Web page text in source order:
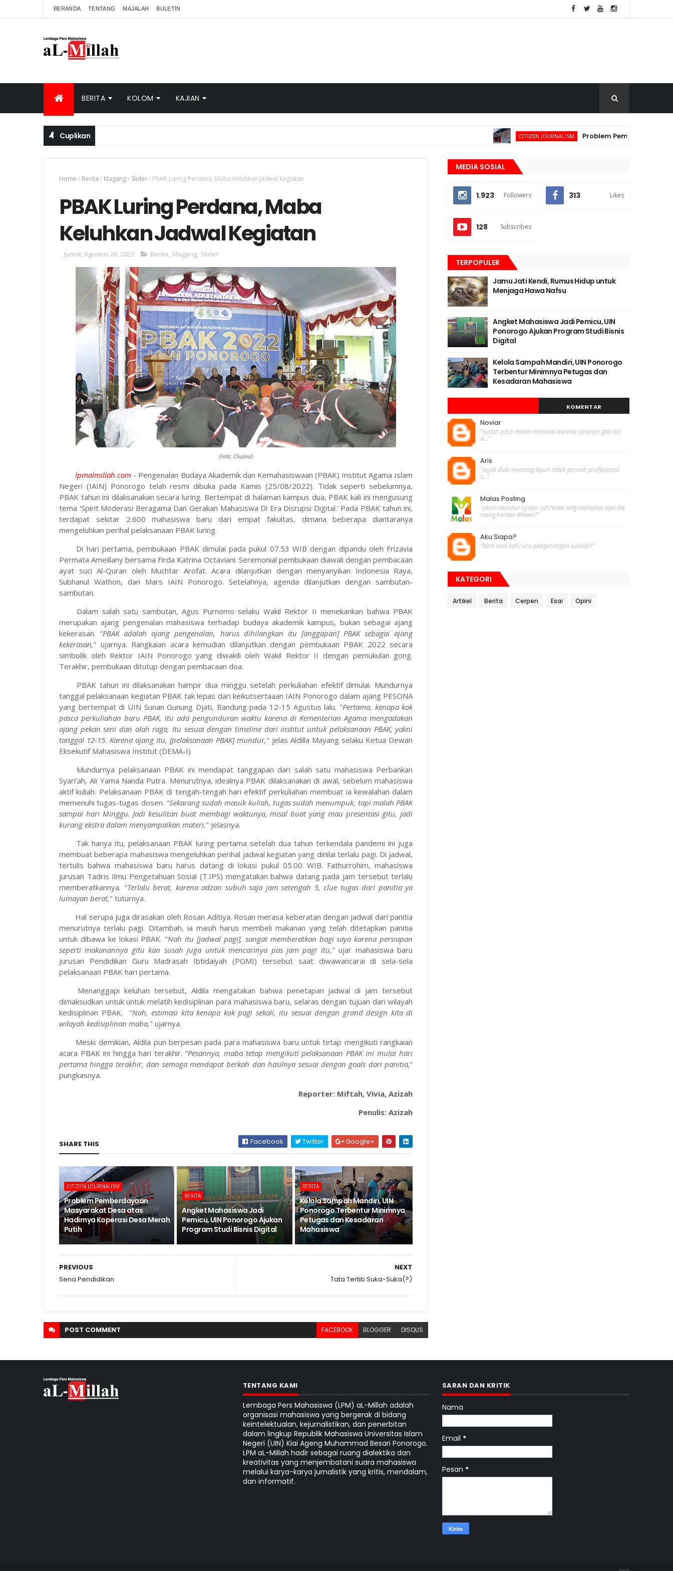
BERANDA TENTANG MAJALAH BULETIN
BERITA KOLOM KAJIAN
Cuplikan CITIZEN JOURNALISM Problem Pemberdayaan
Home / Berita / Magang/ Slider/ PBAK Luring Perdana, Maba Keluhkan Jadwal Kegiatan
PBAK Luring Perdana, Maba
Keluhkan Jadwal Kegiatan
Jumat, Agustus 26, 2022 Berita, Magang, Slider
(Foto: Chusnul)
lpmalmillah.com - Pengenalan Budaya Akademik dan Kemahasiswaan (PBAK) Institut Agama Islam
Negeri (IAIN) Ponorogo telah resmi dibuka pada Kamis (25/08/2022). Tidak seperti sebelumnya,
PBAK tahun ini dilaksanakan secara luring. Bertempat di halaman kampus dua, PBAK kali ini mengusung
tema 'Spirit Moderasi Beragama Dan Gerakan Mahasiswa Di Era Disrupsi Digital.' Pada PBAK tahun ini,
terdapat sekitar 2.600 mahasiswa baru dari empat fakultas, dimana beberapa diantaranya
mengeluhkan perihal pelaksanaan PBAK luring.
Di hari pertama, pembukaan PBAK dimulai pada pukul 07.53 WIB dengan dipandu oleh Frizavia
Permata Ameillany bersama Firda Katrina Octaviani. Seremonial pembukaan diawali dengan pembacaan
ayat suci Al-Quran oleh Muchtar Arofat. Acara dilanjutkan dengan menyanyikan Indonesia Raya,
Subhanul Wathon, dan Mars IAIN Ponorogo. Setelahnya, agenda dilanjutkan dengan sambutan-
sambutan.
Dalam salah satu sambutan, Agus Purnomo selaku Wakil Rektor II menekankan bahwa PBAK
merupakan ajang pengenalan mahasiswa terhadap budaya akademik kampus, bukan sebagai ajang
kekerasan. “PBAK adalah ajang pengenalan, harus dihilangkan itu [anggapan] PBAK sebagai ajang
kekerasan,” ujarnya. Rangkaian acara kemudian dilanjutkan dengan pembukaan PBAK 2022 secara
simbolik oleh Rektor IAIN Ponorogo yang diwakili oleh Wakil Rektor II dengan pemukulan gong.
Terakhir, pembukaan ditutup dengan pembacaan doa.
PBAK tahun ini dilaksanakan hampir dua minggu setelah perkuliahan efektif dimulai. Mundurnya
tanggal pelaksanaan kegiatan PBAK tak lepas dari keikutsertaaan IAIN Ponorogo dalam ajang PESONA
yang bertempat di UIN Sunan Gunung Djati, Bandung pada 12-15 Agustus lalu. "Pertama, kenapa kok
pasca perkuliahan baru PBAK, itu ada pengunduran waktu karena di Kementerian Agama mengadakan
ajang pekan seni dan olah raga, itu sesuai dengan timeline dari institut untuk pelaksanaan PBAK, yakni
tanggal 12-15. Karena ajang itu, [pelaksanaan PBAK] mundur," jelas Aldilla Mayang selaku Ketua Dewan
Eksekutif Mahasiswa Institut (DEMA-I)
Mundurnya pelaksanaan PBAK ini mendapat tanggapan dari salah satu mahasiswa Perbankan
Syari’ah, Ali Yama Nanda Putra. Menurutnya, idealnya PBAK dilaksanakan di awal, sebelum mahasiswa
aktif kuliah. Pelaksanaan PBAK di tengah-tengah hari efektif perkuliahan membuat ia kewalahan dalam
memenuhi tugas-tugas dosen. "Sekarang sudah masuk kuliah, tugas sudah menumpuk, tapi malah PBAK
sampai hari Minggu. Jadi kesulitan buat membagi waktunya, misal buat yang mau presentasi gitu, jadi
kurang ekstra dalam menyampaikan materi," jelasnya.
Tak hanya itu, pelaksanaan PBAK luring pertama setelah dua tahun terkendala pandemi ini juga
membuat beberapa mahasiswa mengeluhkan perihal jadwal kegiatan yang dinilai terlalu pagi. Di jadwal,
tertulis bahwa mahasiswa baru harus datang di lokasi pukul 05.00 WIB. Fathurrohim, mahasiswa
jurusan Tadris Ilmu Pengetahuan Sosial (T.IPS) mengatakan bahwa datang pada jam tersebut terlalu
memberatkannya. "Terlalu berat, karena adzan subuh saja jam setengah 5, clue tugas dari panitia ya
lumayan berat," tuturnya.
Hal serupa juga dirasakan oleh Rosan Aditiya. Rosan merasa keberatan dengan jadwal dari panitia
menurutnya terlalu pagi. Ditambah, ia masih harus membeli makanan yang telah ditetapkan panitia
untuk dibawa ke lokasi PBAK. "Nah itu [jadwal pagi], sangat memberatkan bagi saya karena persiapan
seperti makanannya gitu kan susah juga untuk mencarinya pas jam pagi itu," ujar mahasiswa baru
jurusan Pendidikan Guru Madrasah Ibtidaiyah (PGMI) tersebut saat diwawancarai di sela-sela
pelaksanaan PBAK hari pertama.
Menanggapi keluhan tersebut, Aldila mengatakan bahwa penetapan jadwal di jam tersebut
dimaksudkan untuk untuk melatih kedisiplinan para mahasiswa baru, selaras dengan tujuan dari wilayah
kedisiplinan PBAK. "Nah, estimasi kita kenapa kok pagi sekali, itu sesuai dengan grand design kita di
wilayah kedisiplinan maba," ujarnya.
Meski demikian, Aldila pun berpesan pada para mahasiswa baru untuk tetap mengikuti rangkaian
acara PBAK ini hingga hari terakhir. “Pesannya, maba tetap mengikuti pelaksanaan PBAK ini mulai hari
pertama hingga terakhir, dan semoga mendapat berkah dan hasilnya sesuai dengan goals dari panitia,”
pungkasnya.
Reporter: Miftah, Vivia, Azizah
Penulis: Azizah
SHARE THIS Facebook Twitter Google+
CITIZEN JOURNALISM
Problem Pemberdayaan
Masyarakat Desa atas
Hadirnya Koperasi Desa Merah
Putih
BERITA
Angket Mahasiswa Jadi
Pemicu, UIN Ponorogo Ajukan
Program Studi Bisnis Digital
BERITA
Kelola Sampah Mandiri, UIN
Ponorogo Terbentur Minimnya
Petugas dan Kesadaran
Mahasiswa
NEXT
Tata Tertib Suka-Suka(?)
PREVIOUS
Sena Pendidikan
POST COMMENT FACEBOOK BLOGGER DISQUS
MEDIA SOSIAL
1.923 Followers 313 Likes
128 Subscribes
TERPOPULER
Jamu Jati Kendi, Rumus Hidup untuk
Menjaga Hawa Nafsu
Angket Mahasiswa Jadi Pemicu, UIN
Ponorogo Ajukan Program Studi Bisnis
Digital
Kelola Sampah Mandiri, UIN Ponorogo
Terbentur Minimnya Petugas dan
Kesadaran Mahasiswa
KOMENTAR
Noviar
"sudah pasti minim antusias karena caranya gak coc
o..."
Aris
"sejak dulu memang kpum tidak pernah profesional.
s..."
Malas Posting
"aksin mundur nyapo cah?enek sing memaksa opo me
mang karepe dhewe?"
Aku Siapa?
"bbm naik tah? ora pengurangan subsidi?"
KATEGORI
Artikel Berita Cerpen Esai Opini
TENTANG KAMI
Lembaga Pers Mahasiswa (LPM) aL-Millah adalah
organisasi mahasiswa yang bergerak di bidang
keintelektualan, kejurnalistikan, dan penerbitan
dalam lingkup Republik Mahasiswa Universitas Islam
Negeri (UIN) Kiai Ageng Muhammad Besari Ponorogo.
LPM aL-Millah hadir sebagai ruang dialektika dan
kreativitas yang menjembatani suara mahasiswa
melalui karya-karya jurnalistik yang kritis, mendalam,
dan informatif.
SARAN DAN KRITIK
Nama
Email *
Pesan *